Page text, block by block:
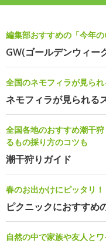
編集部おすすめの「今年
GW(ゴールデンウィー
全国のネモフィラが見ら
ネモフィラが見られる
全国各地のおすすめ潮干
るもの採り方のコツも
潮干狩りガイド
春のお出かけにピッタリ！
ピクニックにおすすめ
自然の中で家族や友人と